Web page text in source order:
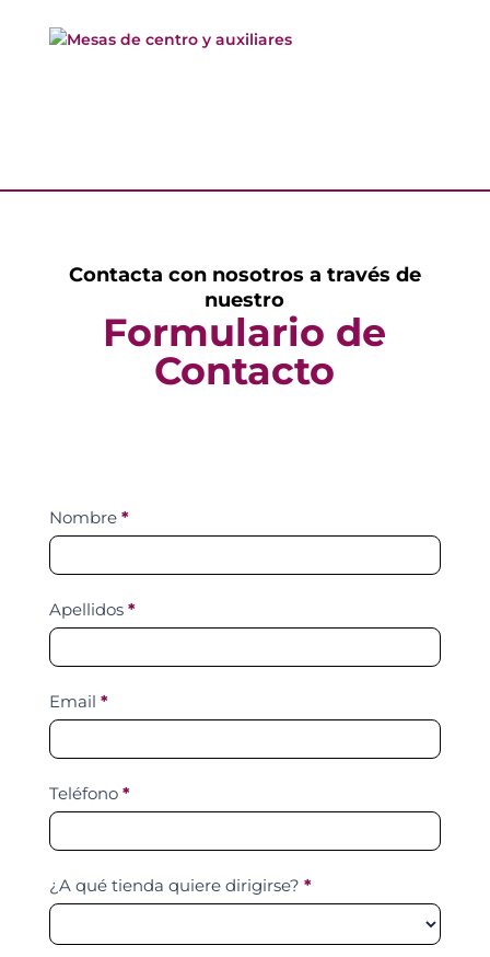
Contacta con nosotros a través de
nuestro
Formulario de
Contacto
Contact
Us
Nombre *
Apellidos *
Email *
Teléfono *
¿A qué tienda quiere dirigirse? *